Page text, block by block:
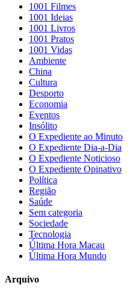
1001 Filmes
1001 Ideias
1001 Livros
1001 Pratos
1001 Vidas
Ambiente
China
Cultura
Desporto
Economia
Eventos
Insólito
O Expediente ao Minuto
O Expediente Dia-a-Dia
O Expediente Noticioso
O Expediente Opinativo
Política
Região
Saúde
Sem categoria
Sociedade
Tecnologia
Última Hora Macau
Última Hora Mundo
Arquivo